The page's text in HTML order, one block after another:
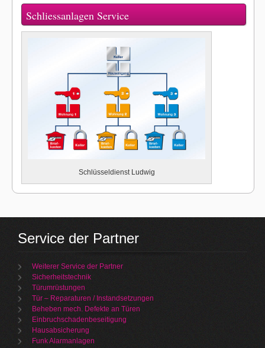
Schliessanlagen Service
Schlüsseldienst Ludwig
Service der Partner
Weiterer Service der Partner
Sicherheitstechnik
Türumrüstungen
Tür – Reparaturen / Instandsetzungen
Beheben mech. Defekte an Türen
Einbruchschadenbeseitigung
Hausabsicherung
Funk Alarmanlagen